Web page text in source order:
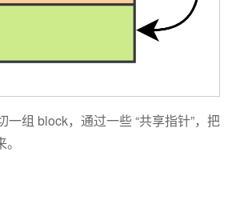
一组 block，通过一些 “共享指针”，把